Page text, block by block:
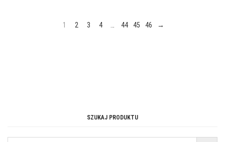
1 2 3 4 … 44 45 46 →
SZUKAJ PRODUKTU